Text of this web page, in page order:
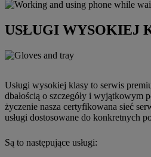
USŁUGI WYSOKIEJ
Usługi wysokiej klasy to serwis
dbałością o szczegóły i wyjątkowym
życzenie nasza certyfikowana sieć
usługi dostosowane do konkretnych
Są to następujące usługi: